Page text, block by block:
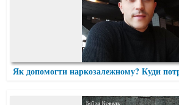
Як допомогти наркозалежному? Куди